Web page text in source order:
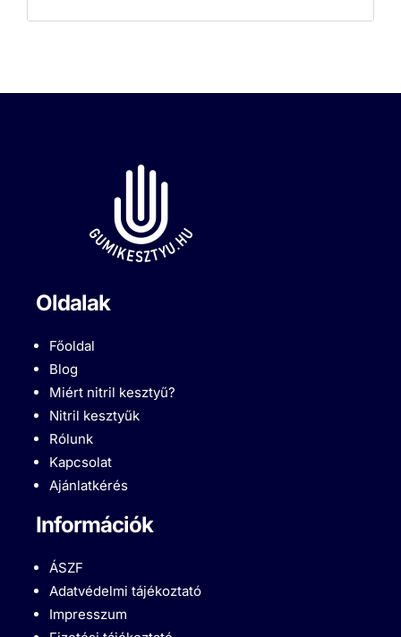
Oldalak
Főoldal
Blog
Miért nitril kesztyű?
Nitril kesztyűk
Rólunk
Kapcsolat
Ajánlatkérés
Információk
ÁSZF
Adatvédelmi tájékoztató
Impresszum